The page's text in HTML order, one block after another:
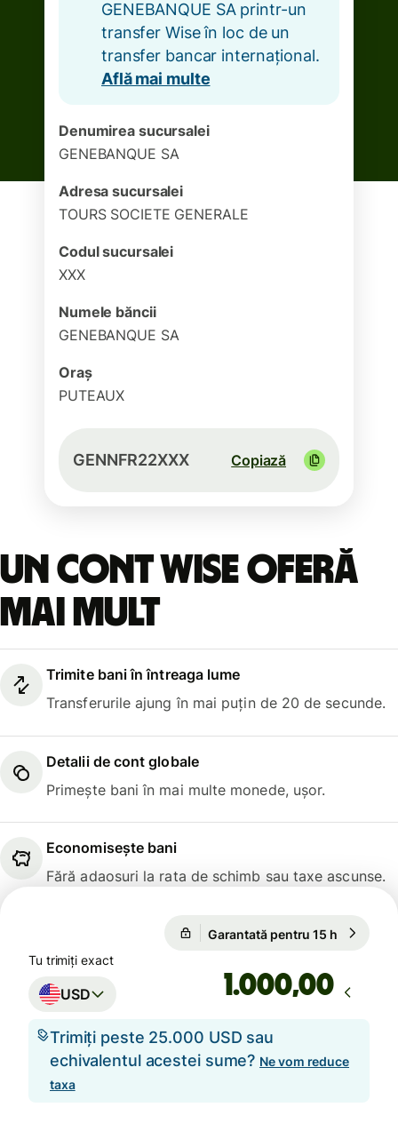
GENEBANQUE SA printr-un
transfer Wise în loc de un
transfer bancar internațional.
Află mai multe
Denumirea sucursalei
GENEBANQUE SA
Adresa sucursalei
TOURS SOCIETE GENERALE
Codul sucursalei
XXX
Numele băncii
GENEBANQUE SA
Oraș
PUTEAUX
GENNFR22XXX Copiază
Un cont Wise oferă
mai mult
Trimite bani în întreaga lume
Transferurile ajung în mai puțin de 20 de secunde.
Detalii de cont globale
Primește bani în mai multe monede, ușor.
Economisește bani
Fără adaosuri la rata de schimb sau taxe ascunse.
Garantată pentru 15 h
Tu trimiți exact
USD ,00
Trimiți peste 25.000 USD sau
echivalentul acestei sume? Ne vom reduce
taxa